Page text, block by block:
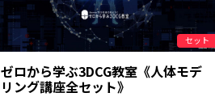
セット
ゼロから学ぶ3DCG教室《人体モデ
リング講座全セット》